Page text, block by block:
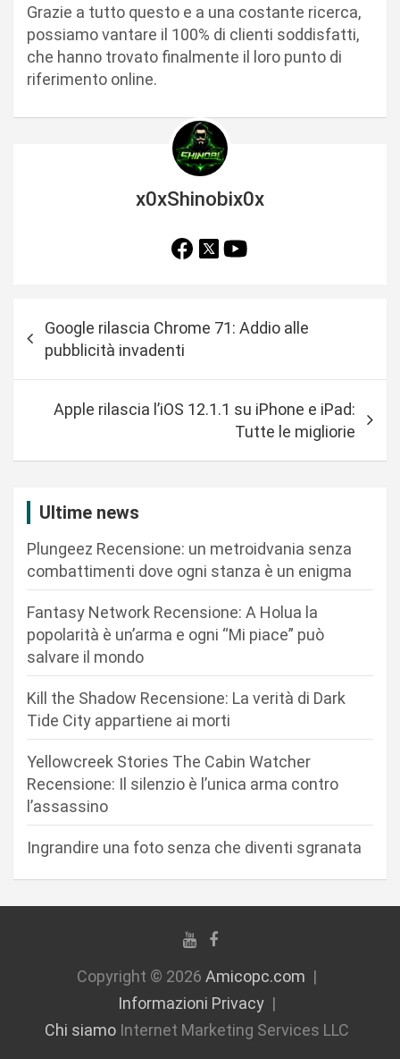
Grazie a tutto questo e a una costante ricerca,
possiamo vantare il 100% di clienti soddisfatti,
che hanno trovato finalmente il loro punto di
riferimento online.
x0xShinobix0x
a
Google rilascia Chrome 71: Addio alle
pubblicità invadenti
Apple rilascia l’iOS 12.1.1 su iPhone e iPad:
Tutte le migliorie
Ultime news
Plungeez Recensione: un metroidvania senza
combattimenti dove ogni stanza è un enigma
Fantasy Network Recensione: A Holua la
popolarità è un’arma e ogni “Mi piace” può
salvare il mondo
Kill the Shadow Recensione: La verità di Dark
Tide City appartiene ai morti
Yellowcreek Stories The Cabin Watcher
Recensione: Il silenzio è l’unica arma contro
l’assassino
Ingrandire una foto senza che diventi sgranata
Copyright © 2026 Amicopc.com
Informazioni Privacy
Chi siamoInternet Marketing Services LLC